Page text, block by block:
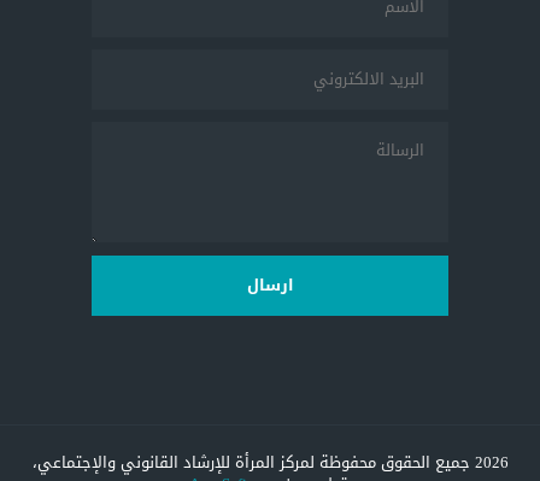
ارسال
2026 جميع الحقوق محفوظة لمركز المرأة للإرشاد القانوني والإجتماعي،